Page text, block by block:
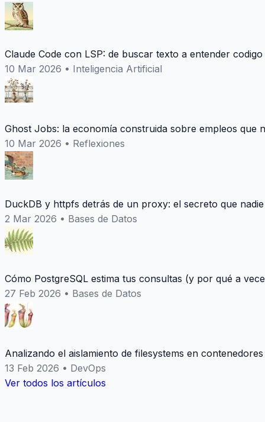
Claude Code con LSP: de buscar texto a entender codigo
10 Mar 2026 • Inteligencia Artificial
Ghost Jobs: la economía construida sobre empleos que
10 Mar 2026 • Reflexiones
DuckDB y httpfs detrás de un proxy: el secreto que
2 Mar 2026 • Bases de Datos
Cómo PostgreSQL estima tus consultas (y por qué a
27 Feb 2026 • Bases de Datos
Analizando el aislamiento de filesystems en
13 Feb 2026 • DevOps
Ver todos los artículos